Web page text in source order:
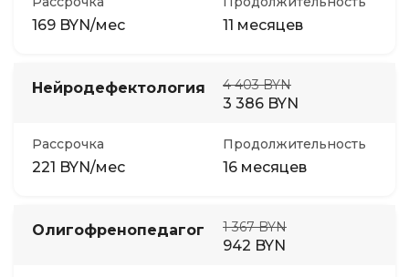
169 BYN/мес 11 месяцев
Нейродефектология 4 403 BYN
3 386 BYN
Рассрочка
221 BYN/мес
Продолжительность
16 месяцев
Олигофренопедагогика1 367 BYN
942 BYN